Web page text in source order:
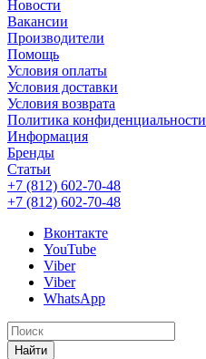
Новости
Вакансии
Производители
Помощь
Условия оплаты
Условия доставки
Условия возврата
Политика конфиденциальности
Информация
Бренды
Статьи
+7 (812) 602-70-48
+7 (812) 602-70-48
Вконтакте
YouTube
Viber
Viber
WhatsApp
Найти